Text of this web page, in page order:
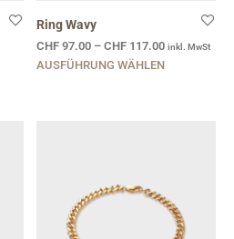
Ring Wavy
CHF 97.00 – CHF 117.00 inkl. MwSt
AUSFÜHRUNG WÄHLEN